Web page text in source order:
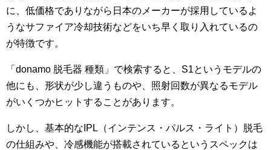
に、低価格でありながら日本のメーカーが採用しているよ
うなサファイア冷却技術などをいち早く取り入れているの
が特徴です。
「donamo 脱毛器 種類」で検索すると、S1というモデルの
他にも、形状が少し違うものや、照射回数が異なるモデル
がいくつかヒットすることがあります。
しかし、基本的なIPL（インテンス・パルス・ライト）脱毛
の仕組みや、冷感機能が搭載されているというスペックは